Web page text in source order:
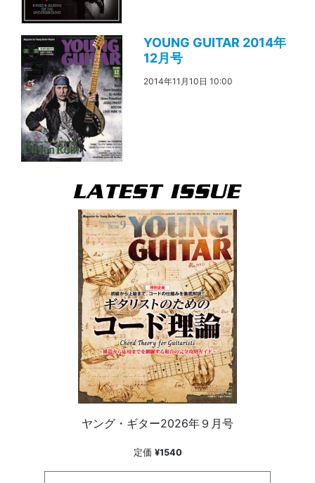
YOUNG GUITAR 2014年
12月号
2014年11月10日 10:00
ヤング・ギター2026年９月号
定価 ¥1540